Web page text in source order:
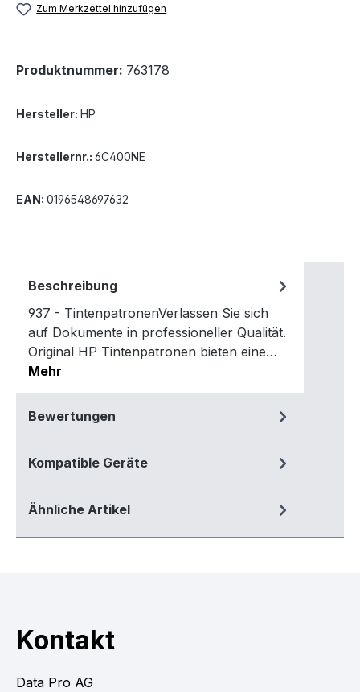
Zum Merkzettel hinzufügen
Produktnummer: 763178
Hersteller: HP
Herstellernr.: 6C400NE
EAN: 0196548697632
Beschreibung
937 - TintenpatronenVerlassen Sie sich
auf Dokumente in professioneller Qualität.
Original HP Tintenpatronen bieten eine…
Mehr
Bewertungen
Kompatible Geräte
Ähnliche Artikel
Kontakt
Data Pro AG